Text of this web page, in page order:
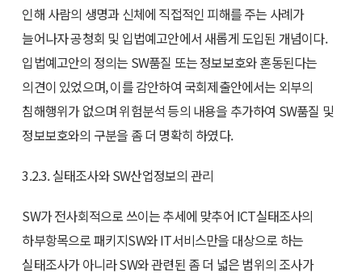
인해 사람의 생명과 신체에 직접적인 피해를 주는 사례가
늘어나자 공청회 및 입법예고안에서 새롭게 도입된 개념이다.
입법예고안의 정의는 SW품질 또는 정보보호와 혼동된다는
의견이 있었으며, 이를 감안하여 국회제출안에서는 외부의
침해행위가 없으며 위험분석 등의 내용을 추가하여 SW품질 및
정보보호와의 구분을 좀 더 명확히 하였다.
3.2.3. 실태조사와 SW산업정보의 관리
SW가 전사회적으로 쓰이는 추세에 맞추어 ICT실태조사의
하부항목으로 패키지SW와 IT서비스만을 대상으로 하는
실태조사가 아니라 SW와 관련된 좀 더 넓은 범위의 조사가